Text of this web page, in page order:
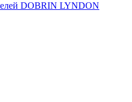
DOBRIN LYNDON